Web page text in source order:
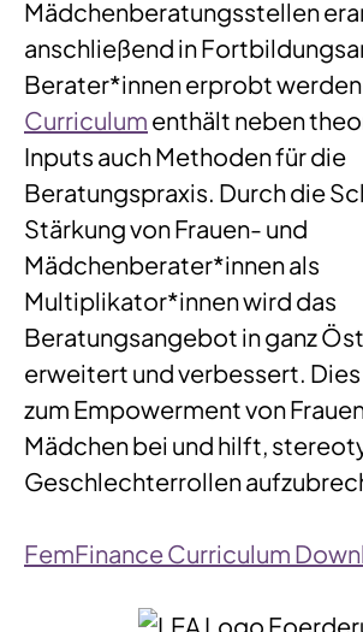
Mädchenberatungsstellen
anschließend in
Berater*innen erprobt
Curriculum enthält neben
Inputs auch Methoden für die
Beratungspraxis. Durch die
Stärkung von Frauen- und
Mädchenberater*innen als
Multiplikator*innen wird das
Beratungsangebot in ganz
erweitert und verbessert.
zum Empowerment von
Mädchen bei und hilft,
Geschlechterrollen
FemFinance Curriculum